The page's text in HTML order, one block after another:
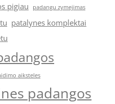
pigiau padangu zymejimas
patalynes komplektai
aiksteles
padangos